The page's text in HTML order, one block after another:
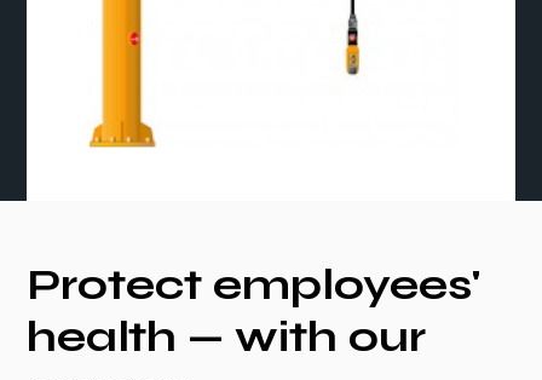
Protect employees'
health — with our